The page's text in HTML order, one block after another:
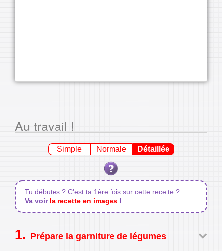
Au travail !
Simple Normale Détaillée
Tu débutes ? C'est ta 1ère fois sur cette recette ?
Va voir la recette en images !
Prépare la garniture de légumes